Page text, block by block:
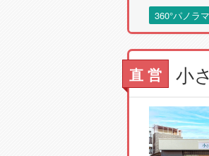
360°パノラマ
直 営